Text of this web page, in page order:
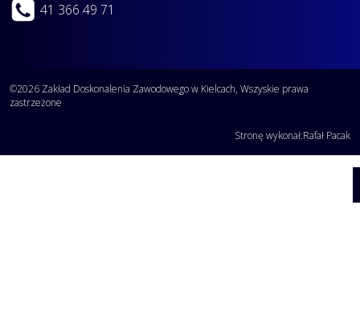
41 366 49 71
©2026 Zakład Doskonalenia Zawodowego w Kielcach, Wszyskie prawa
zastrzeżone
Stronę wykonał:Rafał Pacak